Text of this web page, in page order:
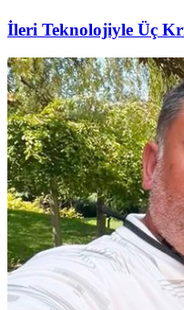
İleri Teknolojiyle Üç